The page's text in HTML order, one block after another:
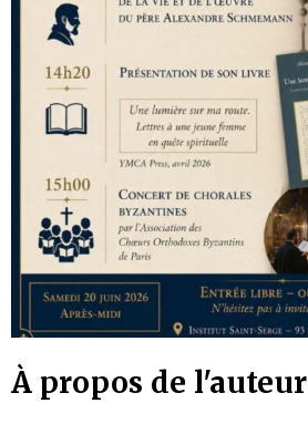
À propos de l'auteur